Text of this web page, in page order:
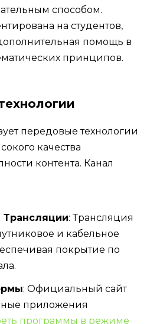
способом.
на студентов,
помощь в
принципов.
передовые технологии
качества
контента. Канал
Трансляции: Трансляция
и кабельное
покрытие по
: Официальный сайт
приложения
программы в режиме